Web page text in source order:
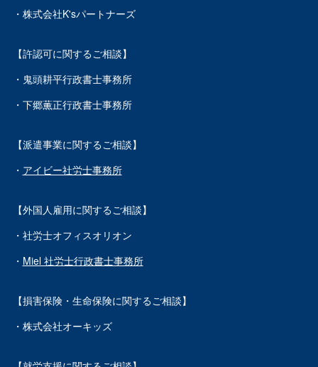
・株式会社K'sパートナーズ
【許認可に関するご相談】
・鬼頭耕平行政書士事務所
・下郷薫正行政書士事務所
【派遣事業に関するご相談】
・ アイビー社労士事務所
【外国人雇用に関するご相談】
・社労士オフィスオリオン
・ Miel 社労士行政書士事務所
【損害保険・生命保険に関するご相談】
・株式会社オーキッズ